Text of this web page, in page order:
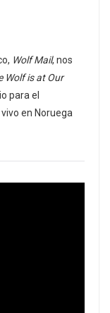
Wolf Mail, nos
Wolf is at Our
para el
en Noruega